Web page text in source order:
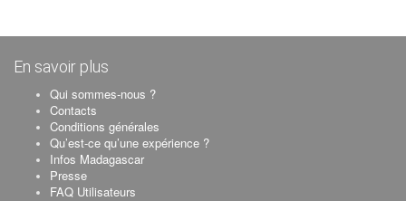
En savoir plus
Qui sommes-nous ?
Contacts
Conditions générales
Qu’est-ce qu’une expérience ?
Infos Madagascar
Presse
FAQ Utilisateurs